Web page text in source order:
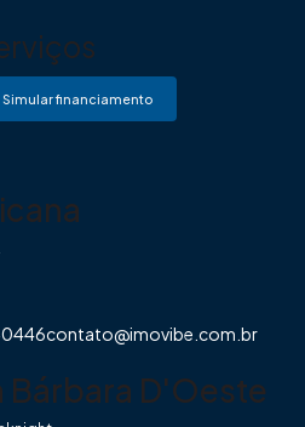
Simular financiamento
contato@imovibe.com.br
D'Oeste